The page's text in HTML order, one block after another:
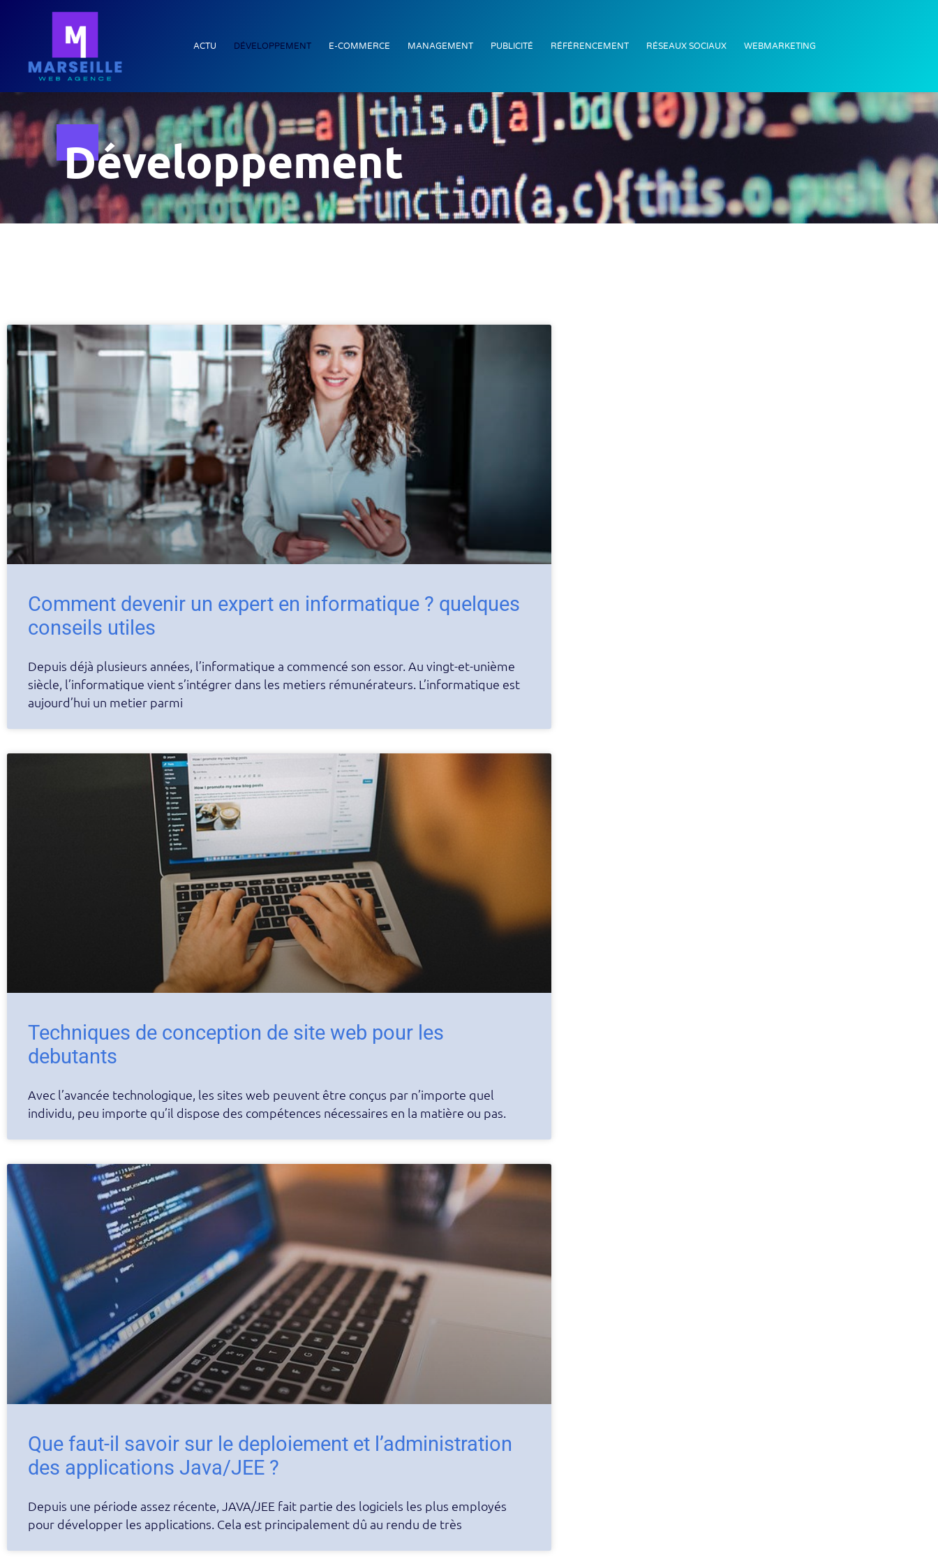
ACTU DÉVELOPPEMENT E-COMMERCE MANAGEMENT PUBLICITÉ RÉFÉRENCEMENT RÉSEAUX SOCIAUX WEBMARKETING
Développement
Comment devenir un expert en informatique ? quelques
conseils utiles
Depuis déjà plusieurs années, l’informatique a commencé son essor. Au vingt-et-unième
siècle, l’informatique vient s’intégrer dans les metiers rémunérateurs. L’informatique est
aujourd’hui un metier parmi
Techniques de conception de site web pour les
debutants
Avec l’avancée technologique, les sites web peuvent être conçus par n’importe quel
individu, peu importe qu’il dispose des compétences nécessaires en la matière ou pas.
Que faut-il savoir sur le deploiement et l’administration
des applications Java/JEE ?
Depuis une période assez récente, JAVA/JEE fait partie des logiciels les plus employés
pour développer les applications. Cela est principalement dû au rendu de très